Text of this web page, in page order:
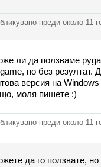
преди около 11
ли да ползваме
но без резултат.
версия на
моля пишете :)
преди около 11
да го ползвате,